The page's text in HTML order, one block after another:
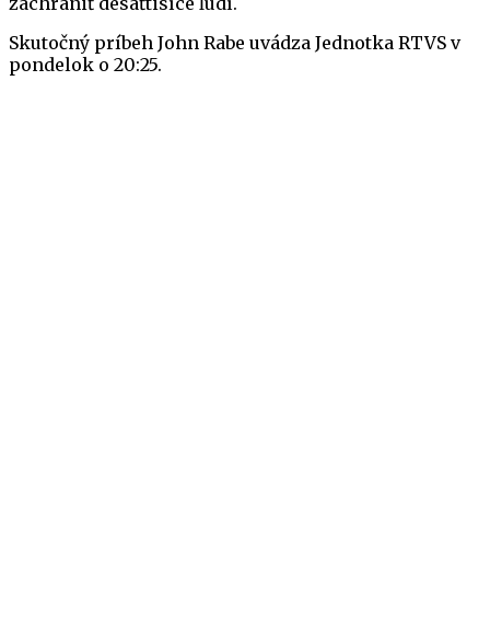
Skutočný príbeh John Rabe uvádza Jednotka RTVS v
pondelok o 20:25.